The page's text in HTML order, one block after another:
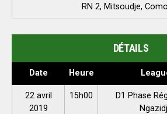
RN 2, Mitsoudje,
DÉTAILS
Date Heure
22 avril
2019
15h00
D1 Phase